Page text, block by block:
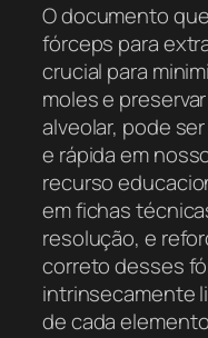
O documento
fórceps para
crucial para
moles e
alveolar, pode
e rápida em
recurso
em fichas
resolução, e
correto desses
intrinsecamente
de cada